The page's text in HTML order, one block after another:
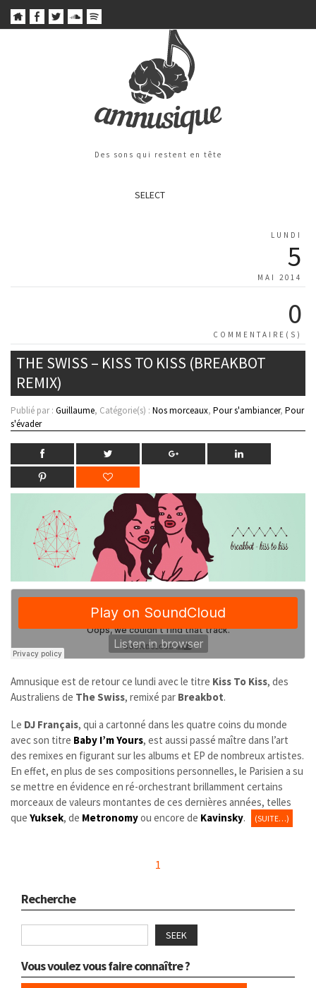
Des sons qui restent en tête
SELECT
LUNDI
5
MAI 2014
0
COMMENTAIRE(S)
THE SWISS – KISS TO KISS (BREAKBOT
REMIX)
Publié par : Guillaume, Catégorie(s) : Nos morceaux, Pour s'ambiancer, Pour
s'évader
Amnusique est de retour ce lundi avec le titre Kiss To Kiss, des
Australiens de The Swiss, remixé par Breakbot.
Le DJ Français, qui a cartonné dans les quatre coins du monde
avec son titre Baby I’m Yours, est aussi passé maître dans l’art
des remixes en figurant sur les albums et EP de nombreux artistes.
En effet, en plus de ses compositions personnelles, le Parisien a su
se mettre en évidence en ré-orchestrant brillamment certains
morceaux de valeurs montantes de ces dernières années, telles
que Yuksek, de Metronomyou encore de Kavinsky. (SUITE…)
1
Recherche
SEEK
Vous voulez vous faire connaître ?